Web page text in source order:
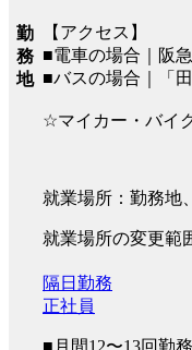
勤
務
地
【アクセス】
■電車の場合｜阪
■バスの場合｜「
☆マイカー・バイ
就業場所：勤務地
就業場所の変更範
隔日勤務
正社員
■月間12〜13回勤